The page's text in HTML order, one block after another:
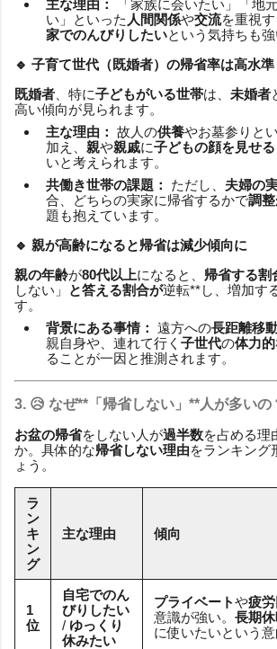
主な理由：
「家族に会いたい」「地
い」といった 人間関係や交流を重視す
家でのんびりしたいという気持ちも強
🔹 子育て世代（既婚者）の帰省率は高水準
既婚者 、特に子どもがいる世帯は、 未婚者
高い傾向が見られます。
主な理由： 故人の供養やお墓参りと
加え、 親や親戚に子どもの顔を見せる
いと考えられます。
共働き世帯の課題：
ただし、 夫婦の
合、どちらの実家に帰省するかで調
題も抱えています。
🔹 親が高齢になると帰省は減少傾向に
親の年齢が80代以上になると、 帰省する割
しない」
と答える割合が逆転**し、増加す
す。
背景にある事情： 遠方への長距離移
親自身や、連れて行く 子世代の体力
ることが一因と推測されます。
3. 😥 なぜ**「帰省しない」**人が多いの
お盆の帰省をしない人が過半数を占める理
か。具体的な帰省しない理由をランキング
ょう。
ラ
ン
キ
ン
グ
主な理由 傾向
1
位
自宅でのん
びりしたい
/ ゆっくり
休みたい
プライベートや疲
意識が強い。 長期
に使いたいという意